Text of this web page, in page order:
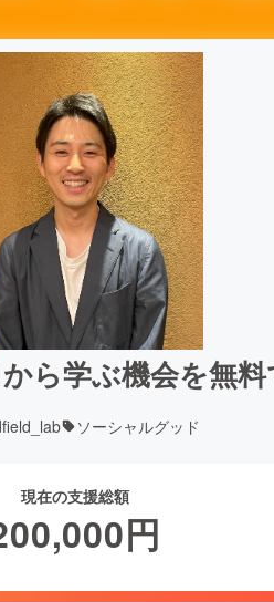
ら学ぶ機会を無料
ソーシャルグッド
現在の支援総額
円